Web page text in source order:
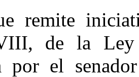
remite
de la Ley
por el